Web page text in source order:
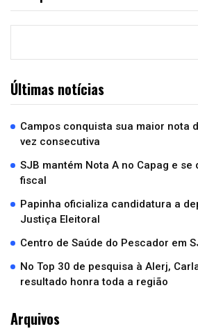
Últimas notícias
Campos conquista sua maior nota
vez consecutiva
SJB mantém Nota A no Capag e
fiscal
Papinha oficializa candidatura a
Justiça Eleitoral
Centro de Saúde do Pescador em
No Top 30 de pesquisa à Alerj,
resultado honra toda a região
Arquivos